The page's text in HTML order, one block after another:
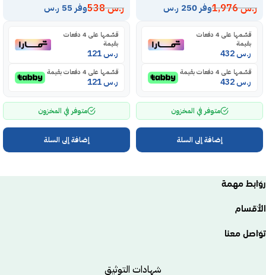
ر.س1,976 وفر 250 ر.س
قسّمها على 4 دفعات
بقيمة
ر.س
قسّمها على 4 دفعات بقيمة
ر.س
متوفر في المخزون
إضافة إلى السلة
ر.س538 وفر 55 ر.س
قسّمها على 4 دفعات
بقيمة
ر.س
قسّمها على 4 دفعات بقيمة
ر.س
متوفر في المخزون
إضافة إلى السلة
روابط مهمة
الأقسام
تواصل معنا
شهادات التوثيق